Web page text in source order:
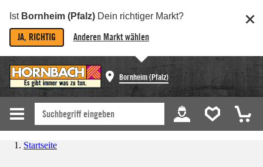
Ist Bornheim (Pfalz) Dein richtiger Markt?
JA, RICHTIG Anderen Markt wählen
Bornheim (Pfalz)
Startseite